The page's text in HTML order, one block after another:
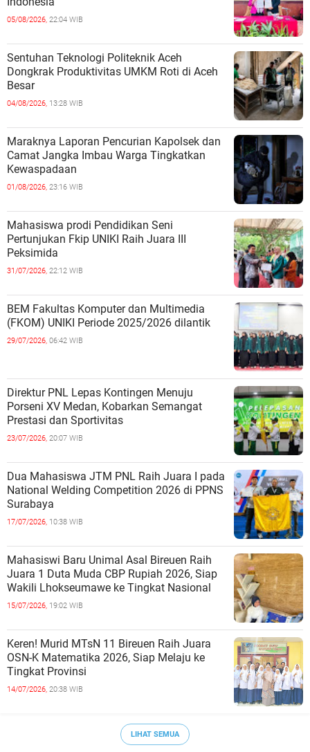
05/08/2026, 22:04 WIB
Sentuhan Teknologi Politeknik Aceh
Dongkrak Produktivitas UMKM Roti di Aceh
Besar
04/08/2026, 13:28 WIB
Maraknya Laporan Pencurian Kapolsek dan
Camat Jangka Imbau Warga Tingkatkan
Kewaspadaan
01/08/2026, 23:16 WIB
Mahasiswa prodi Pendidikan Seni
Pertunjukan Fkip UNIKI Raih Juara III
Peksimida
31/07/2026, 22:12 WIB
BEM Fakultas Komputer dan Multimedia
(FKOM) UNIKI Periode 2025/2026 dilantik
29/07/2026, 06:42 WIB
Direktur PNL Lepas Kontingen Menuju
Porseni XV Medan, Kobarkan Semangat
Prestasi dan Sportivitas
23/07/2026, 20:07 WIB
Dua Mahasiswa JTM PNL Raih Juara I pada
National Welding Competition 2026 di PPNS
Surabaya
17/07/2026, 10:38 WIB
Mahasiswi Baru Unimal Asal Bireuen Raih
Juara 1 Duta Muda CBP Rupiah 2026, Siap
Wakili Lhokseumawe ke Tingkat Nasional
15/07/2026, 19:02 WIB
Keren! Murid MTsN 11 Bireuen Raih Juara
OSN-K Matematika 2026, Siap Melaju ke
Tingkat Provinsi
14/07/2026, 20:38 WIB
LIHAT SEMUA